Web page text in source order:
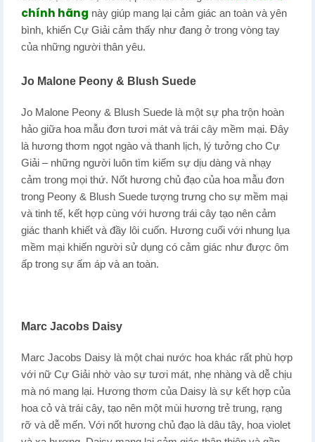
chính hãng này giúp mang lại cảm giác an toàn và yên
bình, khiến Cự Giải cảm thấy như đang ở trong vòng tay
của những người thân yêu.
Jo Malone Peony & Blush Suede
Jo Malone Peony & Blush Suede là một sự pha trộn hoàn
hảo giữa hoa mẫu đơn tươi mát và trái cây mềm mại. Đây
là hương thơm ngọt ngào và thanh lịch, lý tưởng cho Cự
Giải – những người luôn tìm kiếm sự dịu dàng và nhạy
cảm trong mọi thứ. Nốt hương chủ đạo của hoa mẫu đơn
trong Peony & Blush Suede tượng trưng cho sự mềm mại
và tinh tế, kết hợp cùng với hương trái cây tạo nên cảm
giác thanh khiết và đầy lôi cuốn. Hương cuối với nhung lụa
mềm mại khiến người sử dụng có cảm giác như được ôm
ấp trong sự ấm áp và an toàn.
Marc Jacobs Daisy
Marc Jacobs Daisy là một chai nước hoa khác rất phù hợp
với nữ Cự Giải nhờ vào sự tươi mát, nhẹ nhàng và dễ chịu
mà nó mang lại. Hương thơm của Daisy là sự kết hợp của
hoa cỏ và trái cây, tạo nên một mùi hương trẻ trung, rạng
rỡ và dễ mến. Với nốt hương chủ đạo là dâu tây, hoa violet